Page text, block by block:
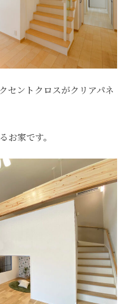
セントクロスがクリアパネ
お家です。